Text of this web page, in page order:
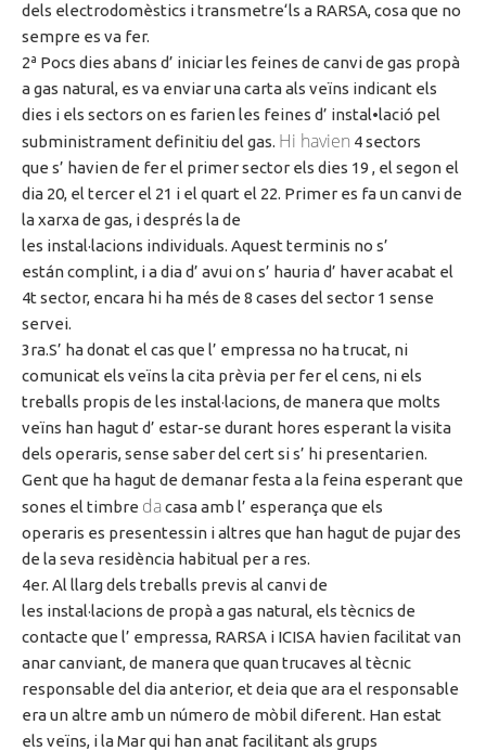
dels electrodomèstics i transmetre‘ls a RARSA, cosa que no
sempre es va fer.
2ª Pocs dies abans d’ iniciarles feines de canvi de gas propà
a gas natural, es va enviar una carta als veïns indicant els
dies i els sectors on es farien les feines d’ instal•lació pel
subministrament definitiu del gas. Hi havien 4 sectors
que s’ haviende fer el primer sector els dies 19 , el segon el
dia 20, el tercer el 21 i el quart el 22. Primer es fa un canvi de
la xarxa de gas, i després la de
les instal·lacions individuals. Aquest terminis no s’
estáncomplint, i a diad’ avuions’ hauriad’ haveracabat el
4t sector, encara hi ha més de 8 cases del sector 1 sense
servei.
3ra.S’ ha donat el cas que l’ empressa no ha trucat, ni
comunicat els veïns la cita prèvia per fer el cens, ni els
treballs propis de les instal·lacions, de manera que molts
veïns han hagut d’ estar-se durant hores esperant la visita
dels operaris, sense saber del cert sis’ hi presentarien.
Gent que ha hagut de demanar festa a la feina esperant que
sones el timbre dacasa amb l’ esperançaque els
operaris es presentessin i altres que han hagut de pujar des
de la seva residència habitual per a res.
4er. Al llarg dels treballs previs al canvi de
les instal·lacions de propà a gas natural, els tècnics de
contacte que l’ empressa, RARSA i ICISA havien facilitat van
anar canviant, de manera que quan trucaves al tècnic
responsable del dia anterior, et deia que ara el responsable
era un altre amb un número de mòbil diferent. Han estat
els veïns, i la Mar qui han anat facilitant als grups